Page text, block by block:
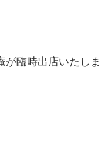
が臨時出店いたしま